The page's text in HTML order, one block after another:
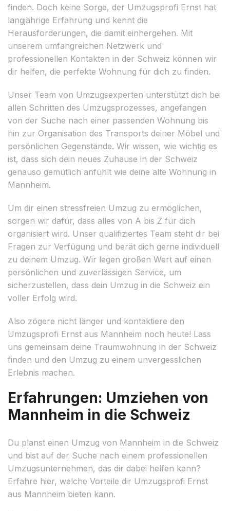
finden. Doch keine Sorge, der Umzugsprofi Ernst hat
langjährige Erfahrung und kennt die
Herausforderungen, die damit einhergehen. Mit
unserem umfangreichen Netzwerk und
professionellen Kontakten in der Schweiz können wir
dir helfen, die perfekte Wohnung für dich zu finden.
Unser Team von Umzugsexperten unterstützt dich bei
allen Schritten des Umzugsprozesses, angefangen
von der Suche nach einer passenden Wohnung bis
hin zur Organisation des Transports deiner Möbel und
persönlichen Gegenstände. Wir wissen, wie wichtig es
ist, dass sich dein neues Zuhause in der Schweiz
genauso gemütlich anfühlt wie deine alte Wohnung in
Mannheim.
Um dir einen stressfreien Umzug zu ermöglichen,
sorgen wir dafür, dass alles von A bis Z für dich
organisiert wird. Unser qualifiziertes Team steht dir bei
Fragen zur Verfügung und berät dich gerne individuell
zu deinem Umzug. Wir legen großen Wert auf einen
persönlichen und zuverlässigen Service, um
sicherzustellen, dass dein Umzug in die Schweiz ein
voller Erfolg wird.
Also zögere nicht länger und kontaktiere den
Umzugsprofi Ernst aus Mannheim noch heute! Lass
uns gemeinsam deine Traumwohnung in der Schweiz
finden und den Umzug zu einem unvergesslichen
Erlebnis machen.
Erfahrungen: Umziehen von
Mannheim in die Schweiz
Du planst einen Umzug von Mannheim in die Schweiz
und bist auf der Suche nach einem professionellen
Umzugsunternehmen, das dir dabei helfen kann?
Erfahre hier, welche Vorteile dir Umzugsprofi Ernst
aus Mannheim bieten kann.